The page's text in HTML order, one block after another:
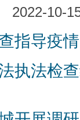
2022-10-
指导疫
执法检